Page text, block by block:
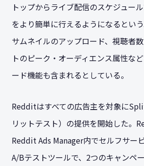
トップからライブ配信のスケジュー
をより簡単に行えるようになるという
サムネイルのアップロード、視聴者
トのピーク・オーディエンス属性な
ード機能も含まれるとしている。
Redditはすべての広告主を対象に
リットテスト）の提供を開始した。
Reddit Ads Manager内でセルフサー
A/Bテストツールで、2つのキャンペ